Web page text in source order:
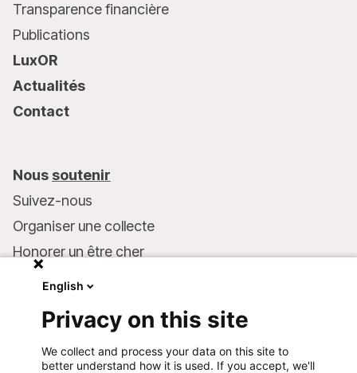
Transparence financière
Publications
LuxOR
Actualités
Contact
Nous soutenir
Suivez-nous
Organiser une collecte
Honorer un être cher
Faire un don
Coordonnées bancaires :
English
Privacy on this site
We collect and process your data on this site to
better understand how it is used. If you accept, we'll